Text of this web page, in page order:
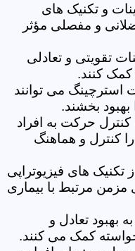
و تکنیک های
و مفصلی مؤثر
تقویتی و تعادلی
کمک کنند.
استرچینگ می توانند
بخشند.
حرکت به افراد
کنترل و هماهنگ
های فیزیوتراپی
مزمن مرتبط با بیماری
بهبود تعادل و
کمک می کنند.